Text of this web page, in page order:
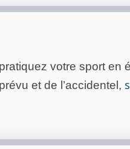
votre sport en
et de l’accidentel,